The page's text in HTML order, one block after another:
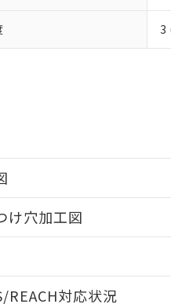
3
け穴加工図
REACH対応状況